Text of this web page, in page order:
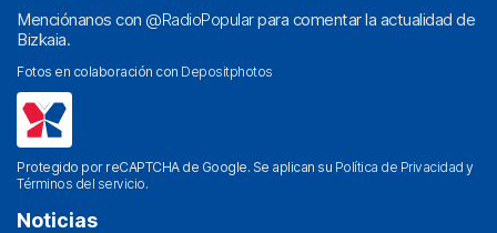
Menciónanos con @RadioPopularpara comentar la actualidad de
Bizkaia.
Fotos en colaboración con Depositphotos
Protegido por reCAPTCHA de Google. Se aplican su Política de Privacidad y
Términos del servicio.
Noticias